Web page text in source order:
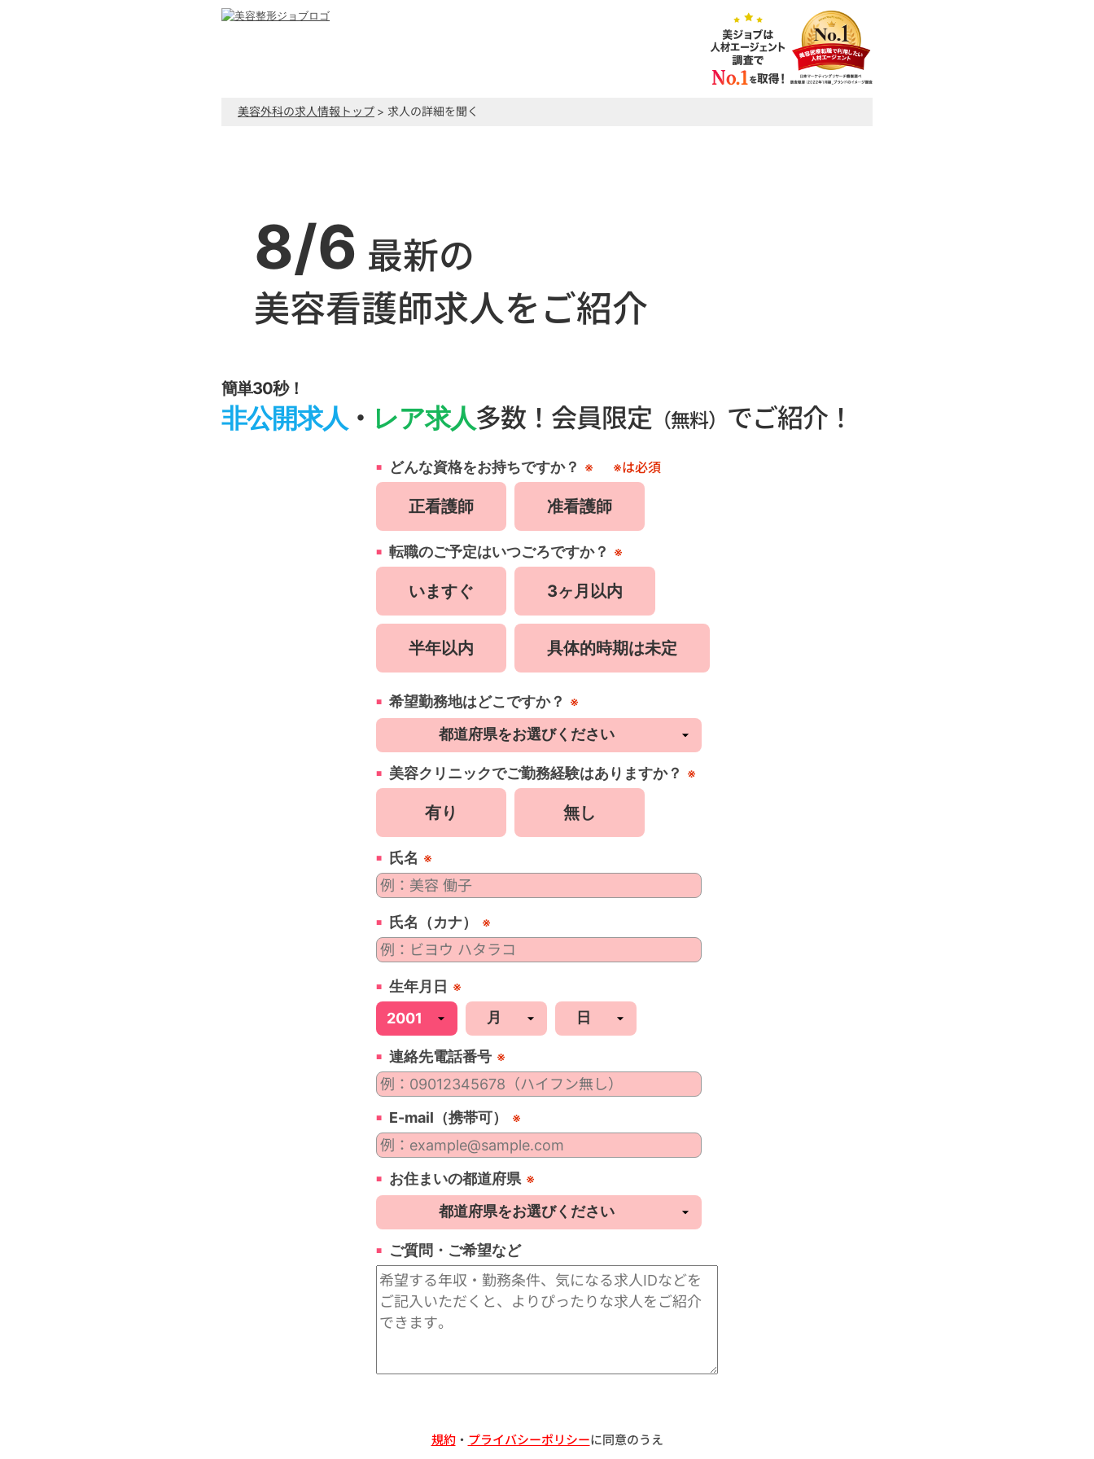
美容外科の求人情報トップ > 求人の詳細を聞く
8/6 最新の
美容看護師求人をご紹介
簡単30秒！
非公開求人 ・ レア求人多数！会員限定 （無料） でご紹介！
どんな資格をお持ちですか？ ※ ※は必須
正看護師 准看護師
転職のご予定はいつごろですか？ ※
いますぐ 3ヶ月以内
半年以内 具体的時期は未定
希望勤務地はどこですか？ ※
美容クリニックでご勤務経験はありますか？ ※
有り 無し
氏名 ※
氏名（カナ） ※
生年月日 ※
連絡先電話番号 ※
E-mail（携帯可） ※
お住まいの都道府県 ※
ご質問・ご希望など
規約・ プライバシーポリシーに同意のうえ